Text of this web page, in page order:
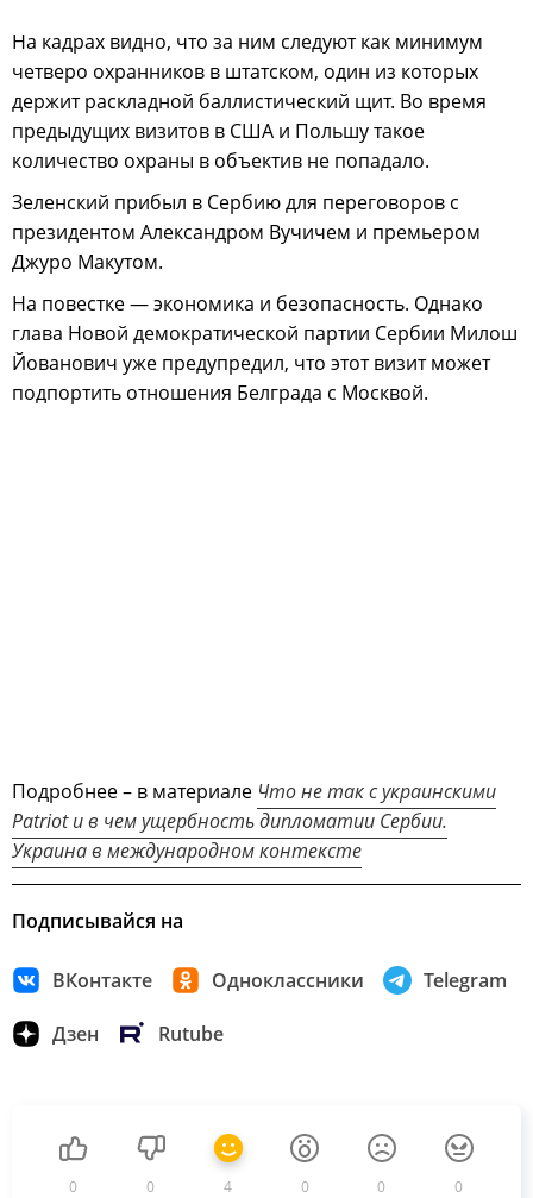
На кадрах видно, что за ним следуют как минимум
четверо охранников в штатском, один из которых
держит раскладной баллистический щит. Во время
предыдущих визитов в США и Польшу такое
количество охраны в объектив не попадало.
Зеленский прибыл в Сербию для переговоров с
президентом Александром Вучичем и премьером
Джуро Макутом.
На повестке — экономика и безопасность. Однако
глава Новой демократической партии Сербии Милош
Йованович уже предупредил, что этот визит может
подпортить отношения Белграда с Москвой.
Подробнее – в материале Что не так с украинскими
Patriot и в чем ущербность дипломатии Сербии.
Украина в международном контексте
Подписывайся на
ВКонтакте Одноклассники Telegram
Дзен Rutube
0 0 4 0 0 0